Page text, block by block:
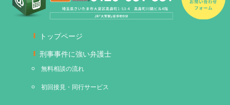
トップページ
刑事事件に強い弁護士
無料相談の流れ
初回接見・同行サービス